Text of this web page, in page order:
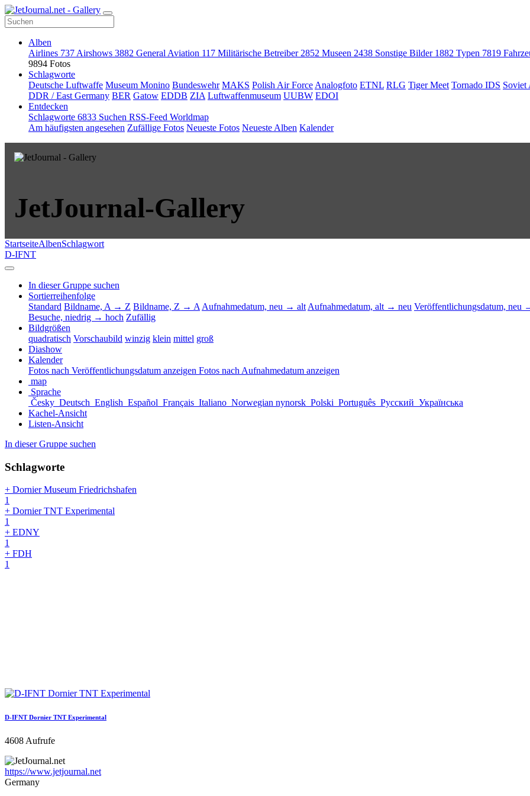
Alben
Airlines 737 Airshows 3882 General Aviation 117 Militärische Betreiber 2852 Museen 2438 Sonstige Bilder 1882 Typen 7819
9894 Fotos
Schlagworte
Deutsche Luftwaffe Museum Monino Bundeswehr MAKS Polish Air Force Analogfoto ETNL RLG Tiger Meet Tornado IDS Soviet
DDR / East Germany BER Gatow EDDB ZIA Luftwaffenmuseum UUBW EDOI
Entdecken
Schlagworte 6833 Suchen RSS-Feed Worldmap
Am häufigsten angesehen Zufällige Fotos Neueste Fotos Neueste Alben Kalender
JetJournal-Gallery
StartseiteAlbenSchlagwort
D-IFNT
In dieser Gruppe suchen
Sortierreihenfolge
Standard Bildname, A → Z Bildname, Z → A Aufnahmedatum, neu → alt Aufnahmedatum, alt → neu Veröffentlichungsdatum, neu
Besuche, niedrig → hoch Zufällig
Bildgrößen
quadratisch Vorschaubild winzig klein mittel groß
Diashow
Kalender
Fotos nach Veröffentlichungsdatum anzeigen Fotos nach Aufnahmedatum anzeigen
map
Sprache
Česky Deutsch English Español Français Italiano Norwegian nynorsk Polski Português Русский Українська
Kachel-Ansicht
Listen-Ansicht
In dieser Gruppe suchen
Schlagworte
+ Dornier Museum Friedrichshafen
1
+ Dornier TNT Experimental
1
+ EDNY
1
+ FDH
1
D-IFNT Dornier TNT Experimental
4608 Aufrufe
https://www.jetjournal.net
Germany